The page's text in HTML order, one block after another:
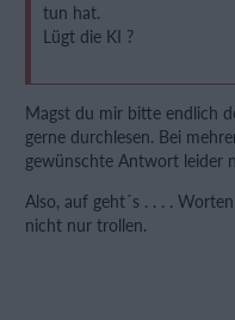
tun hat.
Lügt die KI ?
Magst du mir bitte endlich
gerne durchlesen. Bei
gewünschte Antwort leider
Also, auf geht´s . . . .
nicht nur trollen.